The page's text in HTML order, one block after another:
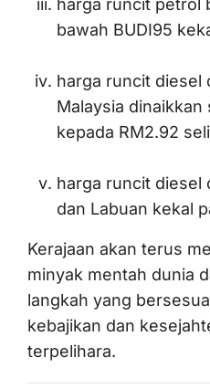
harga runcit petrol
bawah BUDI95
harga runcit diesel
Malaysia
kepada RM2.92
harga runcit diesel
dan Labuan kekal
Kerajaan akan terus
minyak mentah dunia
langkah yang
kebajikan dan
terpelihara.